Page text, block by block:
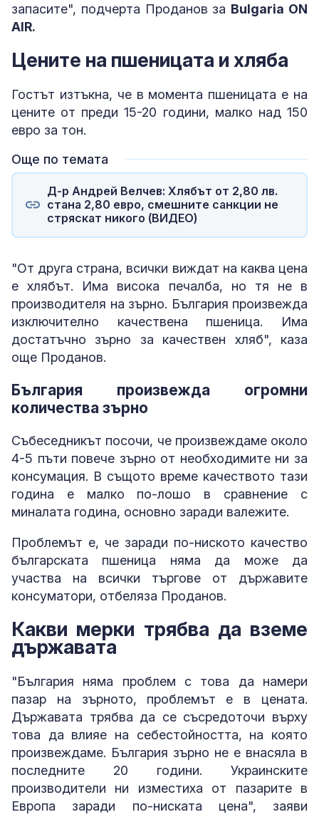
запасите", подчерта Проданов за Bulgaria ON
AIR.
Цените на пшеницата и хляба
Гостът изтъкна, че в момента пшеницата е на
цените от преди 15-20 години, малко над 150
евро за тон.
Още по темата
Д-р Андрей Велчев: Хлябът от 2,80 лв.
стана 2,80 евро, смешните санкции не
стряскат никого (ВИДЕО)
"От друга страна, всички виждат на каква цена
е хлябът. Има висока печалба, но тя не в
производителя на зърно. България произвежда
изключително качествена пшеница. Има
достатъчно зърно за качествен хляб", каза
още Проданов.
България произвежда огромни
количества зърно
Събеседникът посочи, че произвеждаме около
4-5 пъти повече зърно от необходимите ни за
консумация. В същото време качеството тази
година е малко по-лошо в сравнение с
миналата година, основно заради валежите.
Проблемът е, че заради по-ниското качество
българската пшеница няма да може да
участва на всички търгове от държавите
консуматори, отбеляза Проданов.
Какви мерки трябва да вземе
държавата
"България няма проблем с това да намери
пазар на зърното, проблемът е в цената.
Държавата трябва да се съсредоточи върху
това да влияе на себестойността, на която
произвеждаме. България зърно не е внасяла в
последните 20 години. Украинските
производители ни изместиха от пазарите в
Европа заради по-ниската цена", заяви